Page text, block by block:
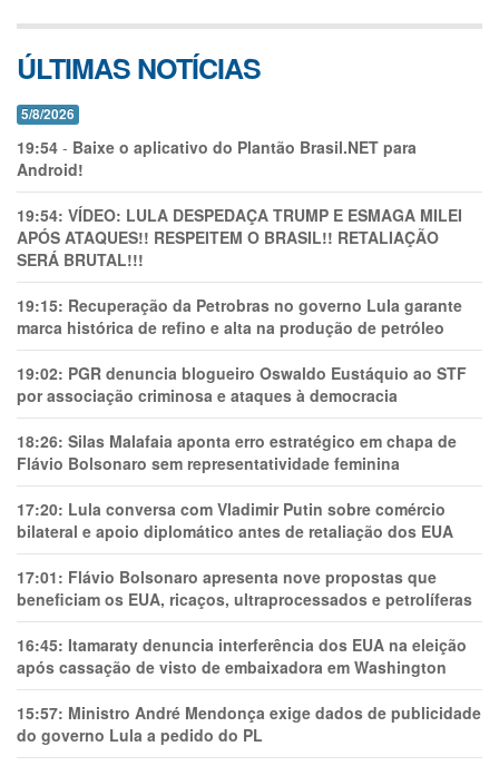
ÚLTIMAS NOTÍCIAS
5/8/2026
19:54 - Baixe o aplicativo do Plantão Brasil.NET para
Android!
19:54: VÍDEO: LULA DESPEDAÇA TRUMP E ESMAGA MILEI
APÓS ATAQUES!! RESPEITEM O BRASIL!! RETALIAÇÃO
SERÁ BRUTAL!!!
19:15: Recuperação da Petrobras no governo Lula garante
marca histórica de refino e alta na produção de petróleo
19:02: PGR denuncia blogueiro Oswaldo Eustáquio ao STF
por associação criminosa e ataques à democracia
18:26: Silas Malafaia aponta erro estratégico em chapa de
Flávio Bolsonaro sem representatividade feminina
17:20: Lula conversa com Vladimir Putin sobre comércio
bilateral e apoio diplomático antes de retaliação dos EUA
17:01: Flávio Bolsonaro apresenta nove propostas que
beneficiam os EUA, ricaços, ultraprocessados e petrolíferas
16:45: Itamaraty denuncia interferência dos EUA na eleição
após cassação de visto de embaixadora em Washington
15:57: Ministro André Mendonça exige dados de publicidade
do governo Lula a pedido do PL